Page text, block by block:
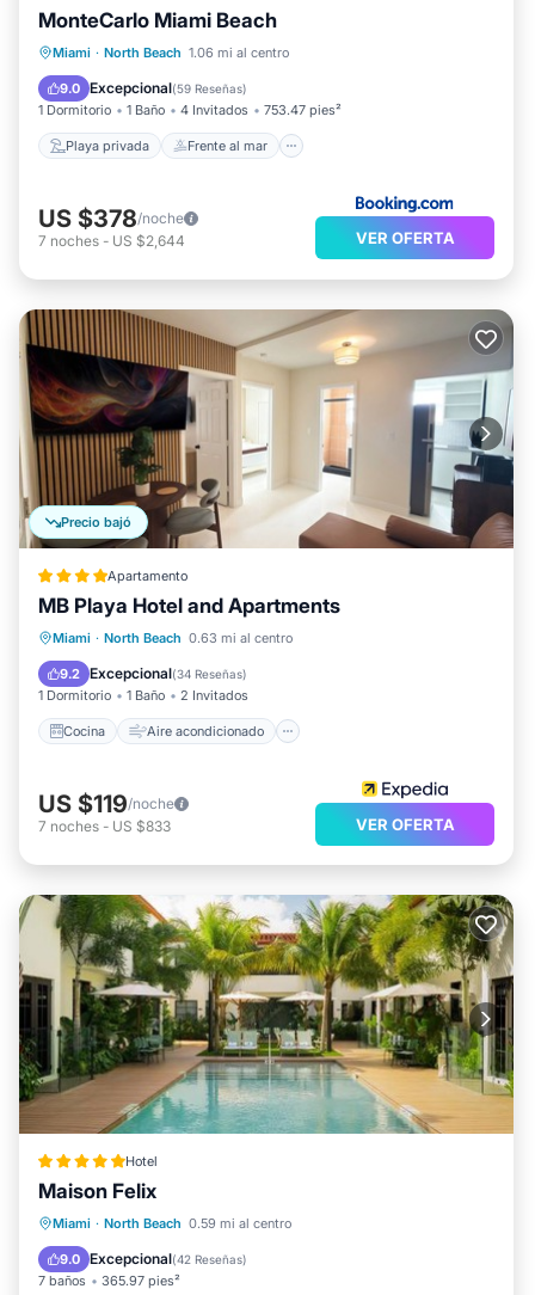
MonteCarlo Miami Beach
Miami · North Beach 1.06 mi al centro
9.0 Excepcional(59 Reseñas)
1 Dormitorio 1 Baño 4 Invitados 753.47 pies²
Playa privada Frente al mar
Playa privada
Frente al mar
Bañera de hidromasaje
Estación de carga para vehículos eléctricos
US $378/noche
7 noches - US $2,644 VER OFERTA
Precio bajó
Apartamento
MB Playa Hotel and Apartments
Miami · North Beach 0.63 mi al centro
9.2 Excepcional(34 Reseñas)
1 Dormitorio 1 Baño 2 Invitados
Cocina Aire acondicionado
Cocina Aire acondicionado
Apto para niños
US $119/noche
7 noches - US $833 VER OFERTA
Hotel
Maison Felix
Miami · North Beach 0.59 mi al centro
9.0 Excepcional(42 Reseñas)
7 baños 365.97 pies²
Frente al mar Piscina
Balcón/Terraza